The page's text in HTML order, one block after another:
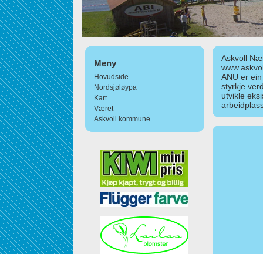
Meny
Hovudside
Nordsjøløypa
Kart
Været
Askvoll kommune
Askvoll
ANU er
styrkje
utvikle